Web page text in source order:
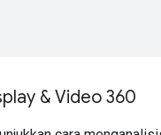
& Video 360